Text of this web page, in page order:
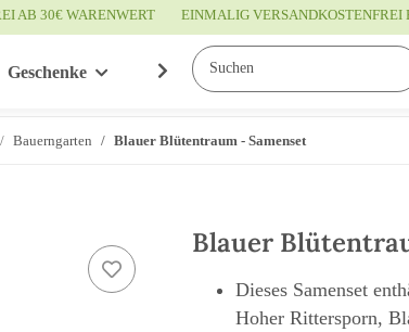
AB 30€ WARENWERT EINMALIG
Geschenke Wissenswertes
Bauerngarten Blauer Blütentraum - Samenset
Blauer
Dieses Samenset
Hoher Rittersporn,